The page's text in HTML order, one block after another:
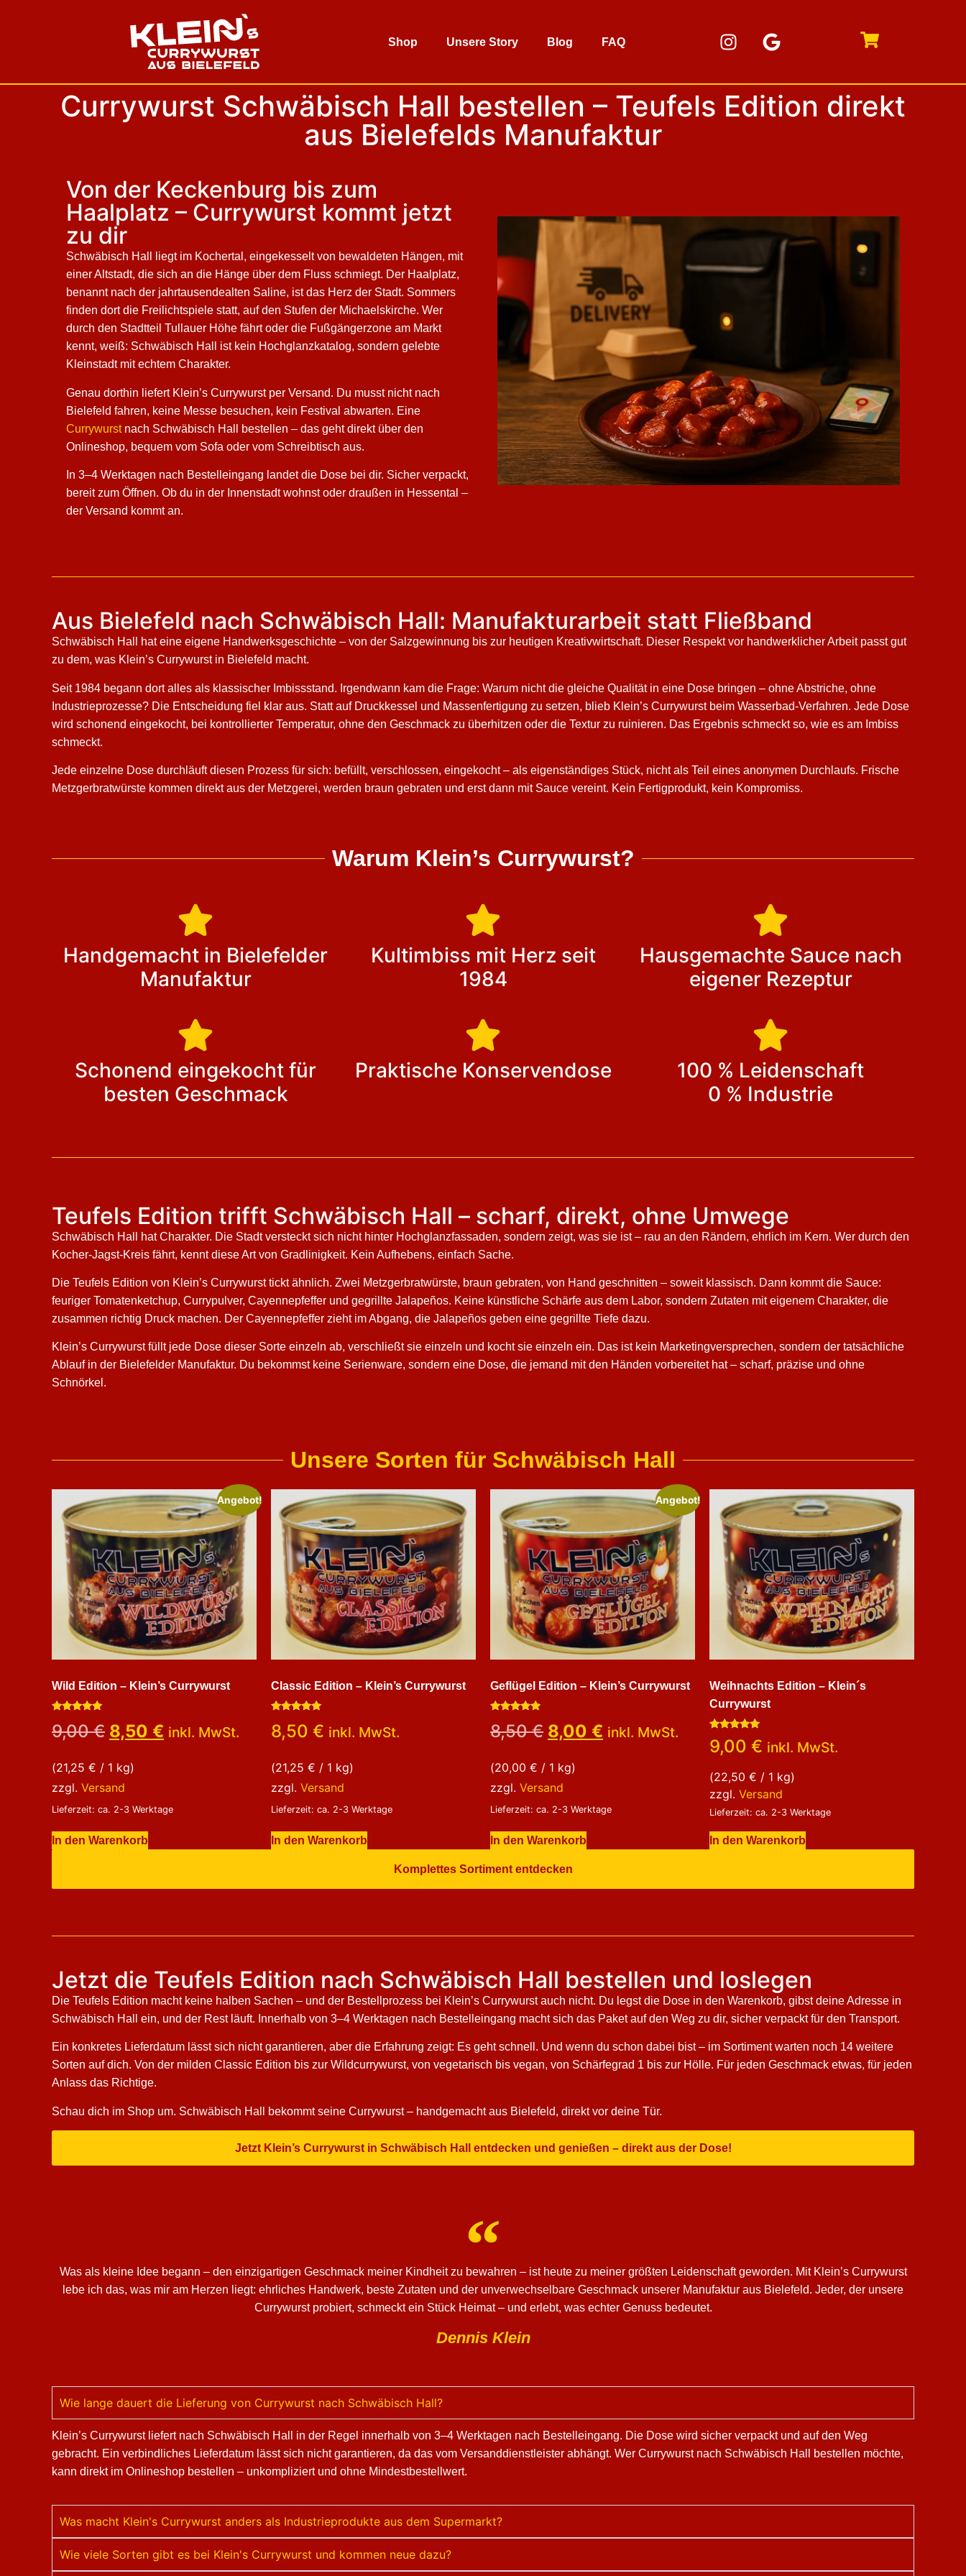
Shop Unsere Story Blog FAQ
Currywurst Schwäbisch Hall bestellen – Teufels Edition direkt
aus Bielefelds Manufaktur
Von der Keckenburg bis zum
Haalplatz – Currywurst kommt jetzt
zu dir
Schwäbisch Hall liegt im Kochertal, eingekesselt von bewaldeten Hängen, mit
einer Altstadt, die sich an die Hänge über dem Fluss schmiegt. Der Haalplatz,
benannt nach der jahrtausendealten Saline, ist das Herz der Stadt. Sommers
finden dort die Freilichtspiele statt, auf den Stufen der Michaelskirche. Wer
durch den Stadtteil Tullauer Höhe fährt oder die Fußgängerzone am Markt
kennt, weiß: Schwäbisch Hall ist kein Hochglanzkatalog, sondern gelebte
Kleinstadt mit echtem Charakter.
Genau dorthin liefert Klein’s Currywurst per Versand. Du musst nicht nach
Bielefeld fahren, keine Messe besuchen, kein Festival abwarten. Eine
Currywurstnach Schwäbisch Hall bestellen – das geht direkt über den
Onlineshop, bequem vom Sofa oder vom Schreibtisch aus.
In 3–4 Werktagen nach Bestelleingang landet die Dose bei dir. Sicher verpackt,
bereit zum Öffnen. Ob du in der Innenstadt wohnst oder draußen in Hessental –
der Versand kommt an.
Aus Bielefeld nach Schwäbisch Hall: Manufakturarbeit statt Fließband
Schwäbisch Hall hat eine eigene Handwerksgeschichte – von der Salzgewinnung bis zur heutigen Kreativwirtschaft. Dieser Respekt vor handwerklicher Arbeit passt gut
zu dem, was Klein’s Currywurst in Bielefeld macht.
Seit 1984 begann dort alles als klassischer Imbissstand. Irgendwann kam die Frage: Warum nicht die gleiche Qualität in eine Dose bringen – ohne Abstriche, ohne
Industrieprozesse? Die Entscheidung fiel klar aus. Statt auf Druckkessel und Massenfertigung zu setzen, blieb Klein’s Currywurst beim Wasserbad-Verfahren. Jede Dose
wird schonend eingekocht, bei kontrollierter Temperatur, ohne den Geschmack zu überhitzen oder die Textur zu ruinieren. Das Ergebnis schmeckt so, wie es am Imbiss
schmeckt.
Jede einzelne Dose durchläuft diesen Prozess für sich: befüllt, verschlossen, eingekocht – als eigenständiges Stück, nicht als Teil eines anonymen Durchlaufs. Frische
Metzgerbratwürste kommen direkt aus der Metzgerei, werden braun gebraten und erst dann mit Sauce vereint. Kein Fertigprodukt, kein Kompromiss.
Warum Klein’s Currywurst?
Handgemacht in Bielefelder
Manufaktur
Kultimbiss mit Herz seit
1984
Hausgemachte Sauce nach
eigener Rezeptur
Schonend eingekocht für
besten Geschmack
Praktische Konservendose
100 % Leidenschaft
0 % Industrie
Teufels Edition trifft Schwäbisch Hall – scharf, direkt, ohne Umwege
Schwäbisch Hall hat Charakter. Die Stadt versteckt sich nicht hinter Hochglanzfassaden, sondern zeigt, was sie ist – rau an den Rändern, ehrlich im Kern. Wer durch den
Kocher-Jagst-Kreis fährt, kennt diese Art von Gradlinigkeit. Kein Aufhebens, einfach Sache.
Die Teufels Edition von Klein’s Currywurst tickt ähnlich. Zwei Metzgerbratwürste, braun gebraten, von Hand geschnitten – soweit klassisch. Dann kommt die Sauce:
feuriger Tomatenketchup, Currypulver, Cayennepfeffer und gegrillte Jalapeños. Keine künstliche Schärfe aus dem Labor, sondern Zutaten mit eigenem Charakter, die
zusammen richtig Druck machen. Der Cayennepfeffer zieht im Abgang, die Jalapeños geben eine gegrillte Tiefe dazu.
Klein’s Currywurst füllt jede Dose dieser Sorte einzeln ab, verschließt sie einzeln und kocht sie einzeln ein. Das ist kein Marketingversprechen, sondern der tatsächliche
Ablauf in der Bielefelder Manufaktur. Du bekommst keine Serienware, sondern eine Dose, die jemand mit den Händen vorbereitet hat – scharf, präzise und ohne
Schnörkel.
Unsere Sorten für Schwäbisch Hall
Angebot!
Wild Edition – Klein’s Currywurst
mit
5.00
9,00€ 8,50 € inkl. MwSt.
(21,25 € / 1 kg)
zzgl. Versand
Lieferzeit: ca. 2-3 Werktage
In den Warenkorb
Classic Edition – Klein’s Currywurst
mit
5.00
8,50 € inkl. MwSt.
(21,25 € / 1 kg)
zzgl. Versand
Lieferzeit: ca. 2-3 Werktage
In den Warenkorb
Angebot!
Geflügel Edition – Klein’s Currywurst
mit
5.00
8,50€ 8,00 € inkl. MwSt.
(20,00 € / 1 kg)
zzgl. Versand
Lieferzeit: ca. 2-3 Werktage
In den Warenkorb
Weihnachts Edition – Klein´s
Currywurst
Bewertet
mit
5.00
9,00 € inkl. MwSt.
(22,50 € / 1 kg)
zzgl. Versand
Lieferzeit: ca. 2-3 Werktage
In den Warenkorb
Komplettes Sortiment entdecken
Jetzt die Teufels Edition nach Schwäbisch Hall bestellen und loslegen
Die Teufels Edition macht keine halben Sachen – und der Bestellprozess bei Klein’s Currywurst auch nicht. Du legst die Dose in den Warenkorb, gibst deine Adresse in
Schwäbisch Hall ein, und der Rest läuft. Innerhalb von 3–4 Werktagen nach Bestelleingang macht sich das Paket auf den Weg zu dir, sicher verpackt für den Transport.
Ein konkretes Lieferdatum lässt sich nicht garantieren, aber die Erfahrung zeigt: Es geht schnell. Und wenn du schon dabei bist – im Sortiment warten noch 14 weitere
Sorten auf dich. Von der milden Classic Edition bis zur Wildcurrywurst, von vegetarisch bis vegan, von Schärfegrad 1 bis zur Hölle. Für jeden Geschmack etwas, für jeden
Anlass das Richtige.
Schau dich im Shop um. Schwäbisch Hall bekommt seine Currywurst – handgemacht aus Bielefeld, direkt vor deine Tür.
Jetzt Klein’s Currywurst in Schwäbisch Hall entdecken und genießen – direkt aus der Dose!
Was als kleine Idee begann – den einzigartigen Geschmack meiner Kindheit zu bewahren – ist heute zu meiner größten Leidenschaft geworden. Mit Klein’s Currywurst
lebe ich das, was mir am Herzen liegt: ehrliches Handwerk, beste Zutaten und der unverwechselbare Geschmack unserer Manufaktur aus Bielefeld. Jeder, der unsere
Currywurst probiert, schmeckt ein Stück Heimat – und erlebt, was echter Genuss bedeutet.
Dennis Klein
Wie lange dauert die Lieferung von Currywurst nach Schwäbisch Hall?
Klein’s Currywurst liefert nach Schwäbisch Hall in der Regel innerhalb von 3–4 Werktagen nach Bestelleingang. Die Dose wird sicher verpackt und auf den Weg
gebracht. Ein verbindliches Lieferdatum lässt sich nicht garantieren, da das vom Versanddienstleister abhängt. Wer Currywurst nach Schwäbisch Hall bestellen möchte,
kann direkt im Onlineshop bestellen – unkompliziert und ohne Mindestbestellwert.
Was macht Klein's Currywurst anders als Industrieprodukte aus dem Supermarkt?
Wie viele Sorten gibt es bei Klein's Currywurst und kommen neue dazu?